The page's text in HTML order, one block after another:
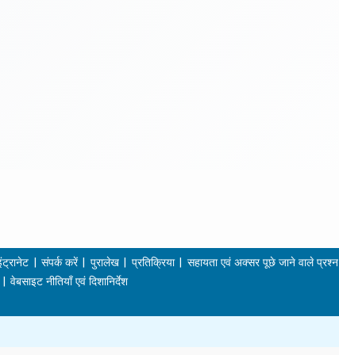
संपर्क करें पुरालेख प्रतिक्रिया
सहायता एवं अक्सर पूछे जाने वाले प्रश्न
वेबसाइट नीतियाँ एवं दिशानिर्देश